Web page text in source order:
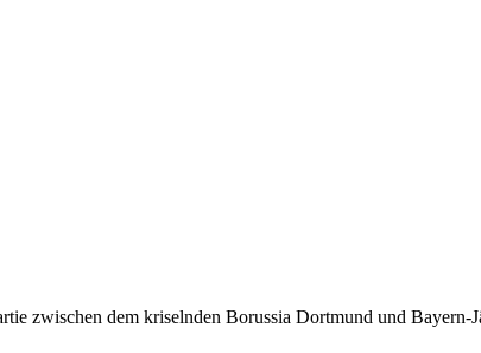
zwischen dem kriselnden Borussia Dortmund und Bayern-